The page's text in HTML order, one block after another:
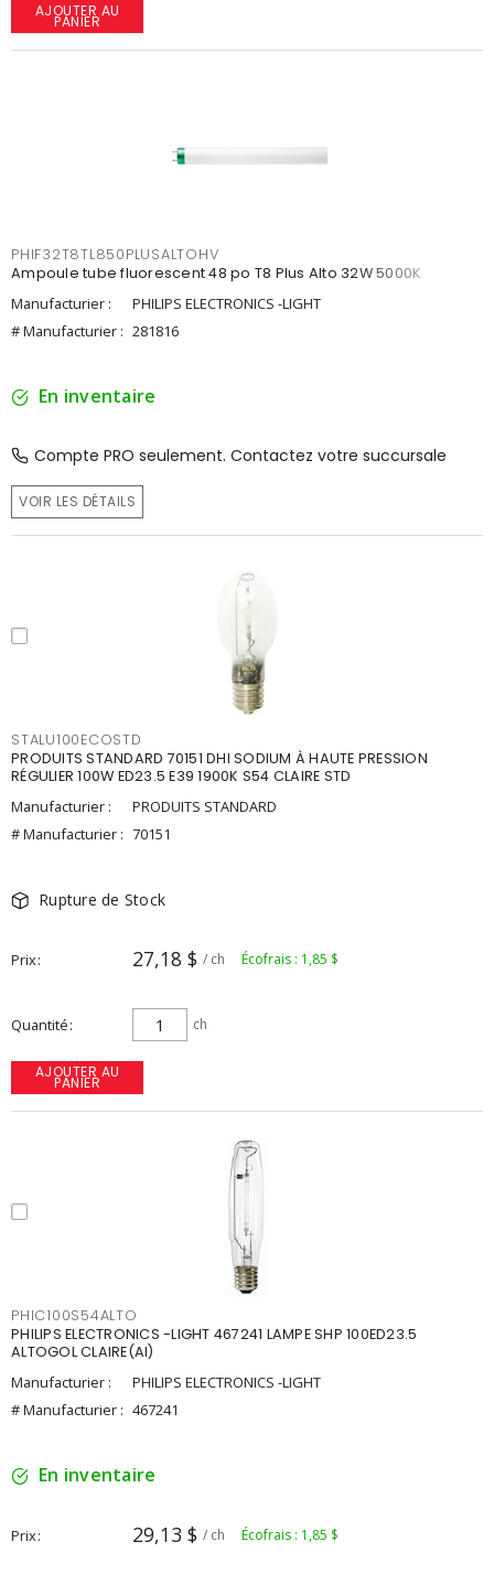
AJOUTER AU
PANIER
PHIF32T8TL850PLUSALTOHV
Ampoule tube fluorescent 48 po T8 Plus Alto 32W 5000K
Manufacturier :
PHILIPS ELECTRONICS -LIGHT
# Manufacturier : 281816
En inventaire
Compte PRO seulement. Contactez votre succursale
VOIR LES DÉTAILS
STALU100ECOSTD
PRODUITS STANDARD 70151 DHI SODIUM À HAUTE PRESSION
RÉGULIER 100W ED23.5 E39 1900K S54 CLAIRE STD
Manufacturier :
PRODUITS STANDARD
# Manufacturier : 70151
Rupture de Stock
Prix 27,18 $ / ch Écofrais : 1,85 $
Quantité ch
AJOUTER AU
PANIER
PHIC100S54ALTO
PHILIPS ELECTRONICS -LIGHT 467241 LAMPE SHP 100ED23.5
ALTOGOL CLAIRE(AI)
Manufacturier :
PHILIPS ELECTRONICS -LIGHT
# Manufacturier : 467241
En inventaire
Prix 29,13 $ / ch Écofrais : 1,85 $